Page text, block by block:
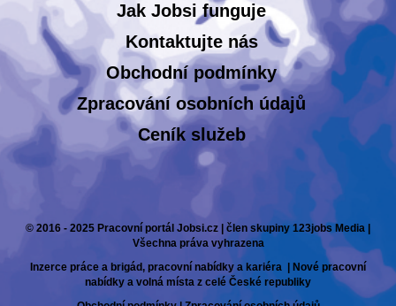
Jak Jobsi funguje
Kontaktujte nás
Obchodní podmínky
Zpracování osobních údajů
Ceník služeb
© 2016 - 2025 Pracovní portál Jobsi.cz | člen skupiny 123jobs Media |
Všechna práva vyhrazena
Inzerce práce a brigád, pracovní nabídky a kariéra | Nové pracovní
nabídky a volná místa z celé České republiky